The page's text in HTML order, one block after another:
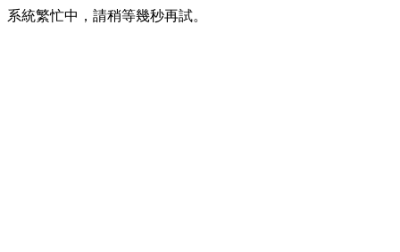
系統繁忙中，請稍等幾秒再試。